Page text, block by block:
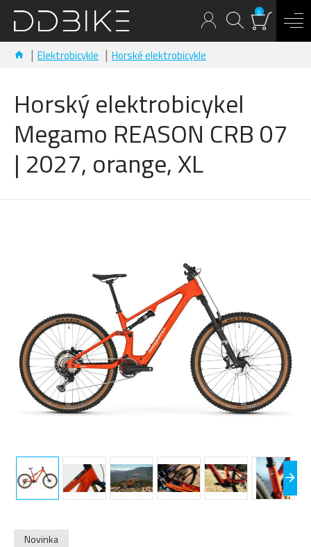
0
Elektrobicykle Horské elektrobicykle
Horský elektrobicykel
Megamo REASON CRB 07
| 2027, orange, XL
Novinka